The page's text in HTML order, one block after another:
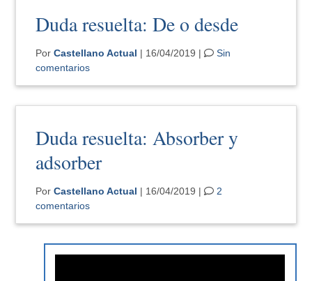
Duda resuelta: De o desde
PorCastellano Actual | 16/04/2019 |
Sin
comentarios
Duda resuelta: Absorber y
adsorber
PorCastellano Actual | 16/04/2019 |
2
comentarios